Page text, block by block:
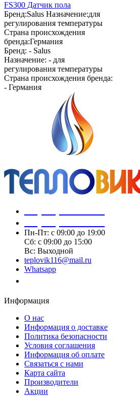
FS300 Датчик пола
Бренд:Salus Назначение:для
регулирования температуры
Страна происхождения
бренда:Германия
Бренд: - Salus
Назначение: - для
регулирования температуры
Страна происхождения бренда:
- Германия
Пн-Пт: с 09:00 до 19:00
Сб: с 09:00 до 15:00
Вс: Выходной
teplovik116@mail.ru
Whatsapp
Информация
О нас
Информация о доставке
Политика безопасности
Условия соглашения
Информация об оплате
Связаться с нами
Карта сайта
Производители
Акции